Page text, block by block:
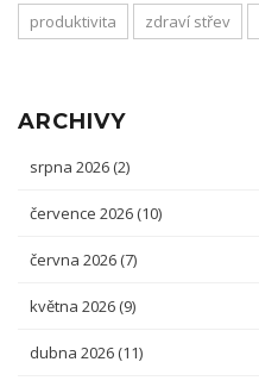
produktivita
zdraví střev
ARCHIVY
srpna 2026 (2)
července 2026 (10)
června 2026 (7)
května 2026 (9)
dubna 2026 (11)